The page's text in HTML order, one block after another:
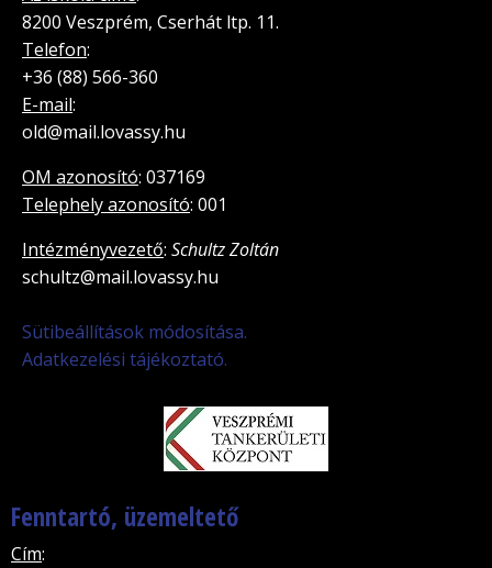
8200 Veszprém, Cserhát ltp. 11.
Telefon:
+36 (88) 566-360
E-mail:
old@mail.lovassy.hu
OM azonosító: 037169
Telephely azonosító: 001
Intézményvezető: Schultz Zoltán
schultz@mail.lovassy.hu
Sütibeállítások módosítása.
Adatkezelési tájékoztató.
Fenntartó, üzemeltető
Cím: